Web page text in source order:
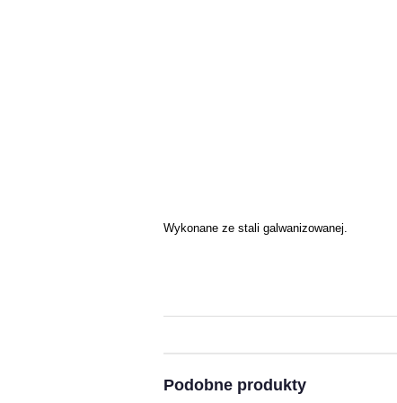
Wykonane ze stali galwanizowanej.
Podobne produkty